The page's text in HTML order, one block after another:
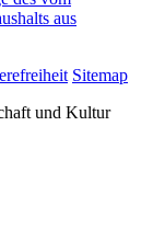
aus
Sitemap
und Kultur